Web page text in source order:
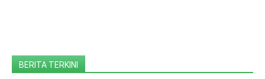
BERITA TERKINI